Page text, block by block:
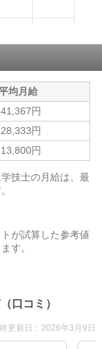
均月給
円
円
円
技士の月給は、最
が試算した参考値
す。
口コミ）
更新日：2026年3月9日